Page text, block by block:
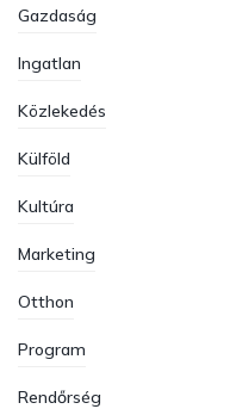
Gazdaság
Ingatlan
Közlekedés
Külföld
Kultúra
Marketing
Otthon
Program
Rendőrség